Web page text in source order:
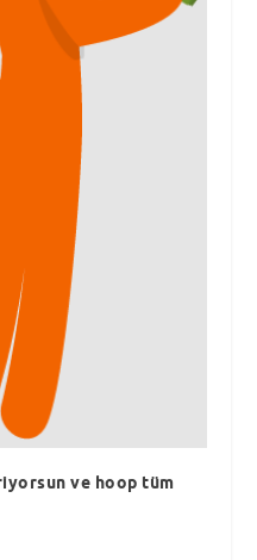
ve hoop tüm